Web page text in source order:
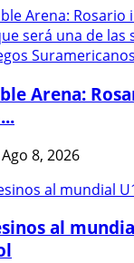
Arena:
Ago 8, 2026
al